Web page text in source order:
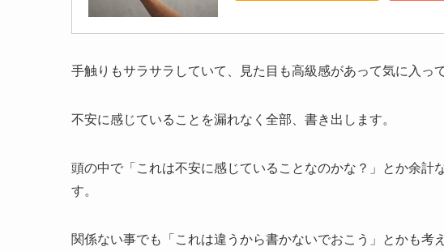
手触りもサラサラしていて、見た目も高級感があって気に入っ
不安に感じていることを漏れなく全部、書き出します。
頭の中で「これは不安に感じていることなのかな？」とか余計
す。
関係ない事でも「これは違うから書かないでおこう」とかも考